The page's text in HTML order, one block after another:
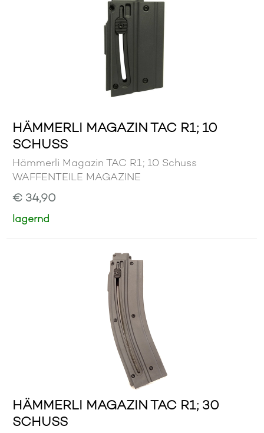
HÄMMERLI MAGAZIN TAC R1; 10
SCHUSS
Hämmerli Magazin TAC R1; 10 Schuss
WAFFENTEILE MAGAZINE
€ 34,90
lagernd
HÄMMERLI MAGAZIN TAC R1; 30
SCHUSS